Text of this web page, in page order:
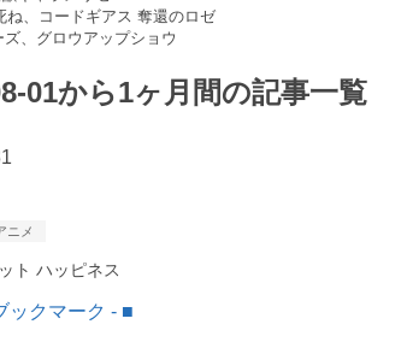
、コードギアス 奪還のロゼ
、グロウアップショウ
01から1ヶ月間の記事一覧
ニメ
ト ハッピネス